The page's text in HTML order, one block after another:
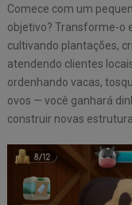
Comece com um
objetivo? Transforme-o
cultivando plantações,
atendendo clientes
ordenhando vacas,
ovos — você ganhará
construir novas